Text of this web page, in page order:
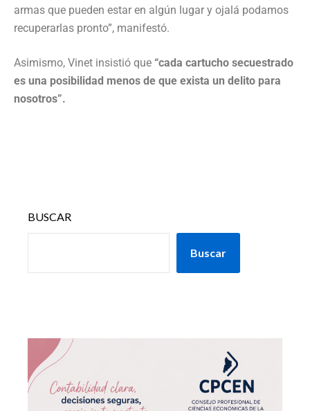
armas que pueden estar en algún lugar y ojalá podamos
recuperarlas pronto”, manifestó.
Asimismo, Vinet insistió que “cada cartucho secuestrado
es una posibilidad menos de que exista un delito para
nosotros”.
BUSCAR
Buscar